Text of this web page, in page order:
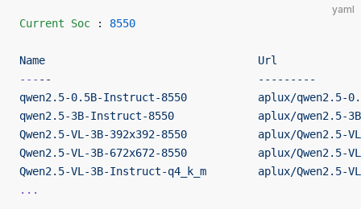
yaml
Current Soc : 8550
Name                                 Url
--- --                                ---------
qwen2.5-0.5B-Instruct-8550           aplux/
qwen2.5-3B-Instruct-8550             aplux/
Qwen2.5-VL-3B-392x392-8550           aplux/
Qwen2.5-VL-3B-672x672-8550           aplux/
Qwen2.5-VL-3B-Instruct-q4_k_m        aplux/
...